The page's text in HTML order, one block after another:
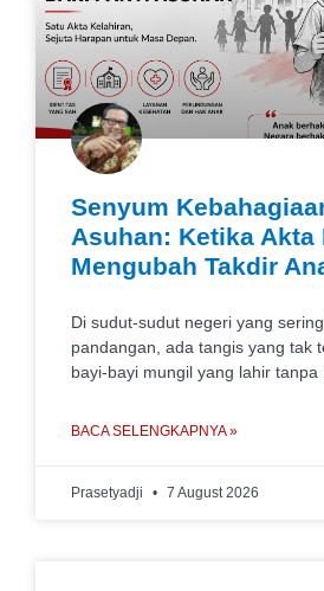
Senyum
Asuhan: Ketika Akta
Mengubah Takdir
Di sudut-sudut negeri yang
pandangan, ada tangis yang tak
bayi-bayi mungil yang lahir tanpa
BACA SELENGKAPNYA »
Prasetyadji 7 August 2026